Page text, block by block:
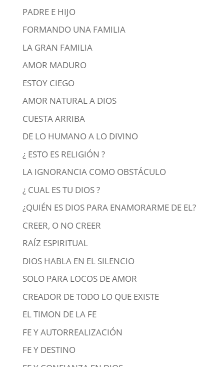
PADRE E HIJO
FORMANDO UNA FAMILIA
LA GRAN FAMILIA
AMOR MADURO
ESTOY CIEGO
AMOR NATURAL A DIOS
CUESTA ARRIBA
DE LO HUMANO A LO DIVINO
¿ ESTO ES RELIGIÓN ?
LA IGNORANCIA COMO OBSTÁCULO
¿ CUAL ES TU DIOS ?
¿QUIÉN ES DIOS PARA ENAMORARME DE EL?
CREER, O NO CREER
RAÍZ ESPIRITUAL
DIOS HABLA EN EL SILENCIO
SOLO PARA LOCOS DE AMOR
CREADOR DE TODO LO QUE EXISTE
EL TIMON DE LA FE
FE Y AUTORREALIZACIÓN
FE Y DESTINO